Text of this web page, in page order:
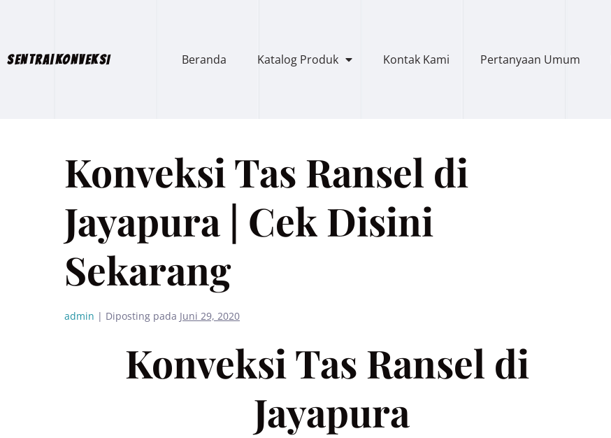
SENTRA|KONVEKSI Beranda Katalog Produk Kontak Kami Pertanyaan Umum
Konveksi Tas Ransel di
Jayapura | Cek Disini
Sekarang
admin | Diposting pada Juni 29, 2020
Konveksi Tas Ransel di
Jayapura